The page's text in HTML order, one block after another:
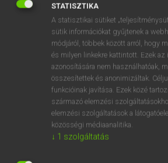
mn meagre
lean
thin
low-fat
skinny
scrawny
keresése szótárainkban
STATISZTIKA
A statisztikai sütiket
sütik információkat gyűjtenek a
módjáról, többek között arról, hogy
és milyen linkekre kattintott. Ezek az
azonosítására nem használhatóak,
összesítettek és anonimizáltak.
funkcióinak javítása. Ezek közé
származó elemzési
elemzési szolgáltatások a
közösségi médiaanalitika.
↓ 1 szolgáltatás
j k
n m , . -